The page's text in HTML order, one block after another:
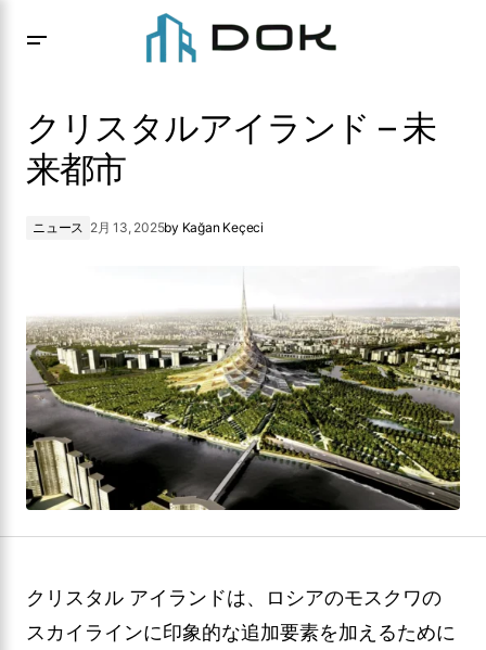
クリスタルアイランド – 未
来都市
ニュース 2月 13, 2025by Kağan Keçeci
クリスタル アイランドは、ロシアのモスクワの
スカイラインに印象的な追加要素を加えるために